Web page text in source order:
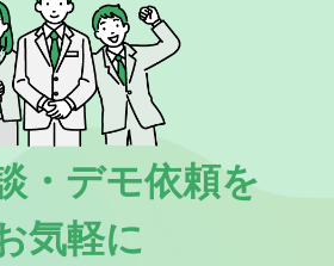
・デモ依頼を
気軽に